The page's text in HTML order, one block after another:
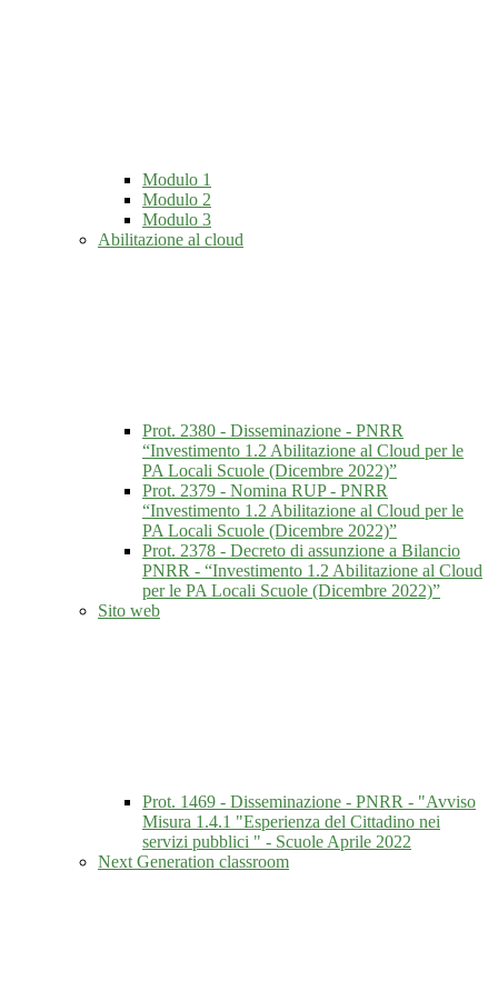
Modulo 1
Modulo 2
Modulo 3
Abilitazione al cloud
Prot. 2380 - Disseminazione - PNRR
“Investimento 1.2 Abilitazione al Cloud per le
PA Locali Scuole (Dicembre 2022)”
Prot. 2379 - Nomina RUP - PNRR
“Investimento 1.2 Abilitazione al Cloud per le
PA Locali Scuole (Dicembre 2022)”
Prot. 2378 - Decreto di assunzione a Bilancio
PNRR - “Investimento 1.2 Abilitazione al Cloud
per le PA Locali Scuole (Dicembre 2022)”
Sito web
Prot. 1469 - Disseminazione - PNRR - "Avviso
Misura 1.4.1 "Esperienza del Cittadino nei
servizi pubblici " - Scuole Aprile 2022
Next Generation classroom